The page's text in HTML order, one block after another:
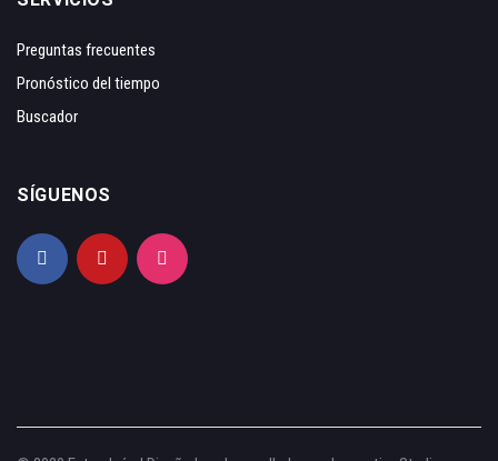
Preguntas frecuentes
Pronóstico del tiempo
Buscador
SÍGUENOS